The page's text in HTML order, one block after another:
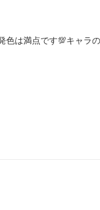
色は満点です💯キャラ